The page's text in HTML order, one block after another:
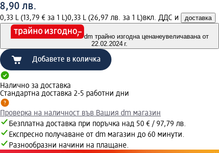
8,90 лв.
0,33 L (13,79 € за 1 L)0,33 L (26,97 лв. за 1 L)вкл. ДДС и доставка
dm трайно изгодна ценанеувеличавана от
22.02.2024 г.
Добавете в количка
Налично за доставка
Стандартна доставка 2-5 работни дни
Проверка на наличност във Вашия dm магазин
Безплатна доставка при поръчка над 50 € / 97,79 лв.
Експресно получаване от dm магазин до 60 минути.
Разнообразни начини на плащане.